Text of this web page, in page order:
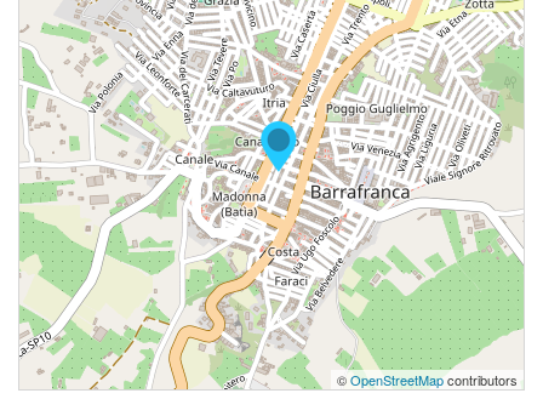
©OpenStreetMapcontributors